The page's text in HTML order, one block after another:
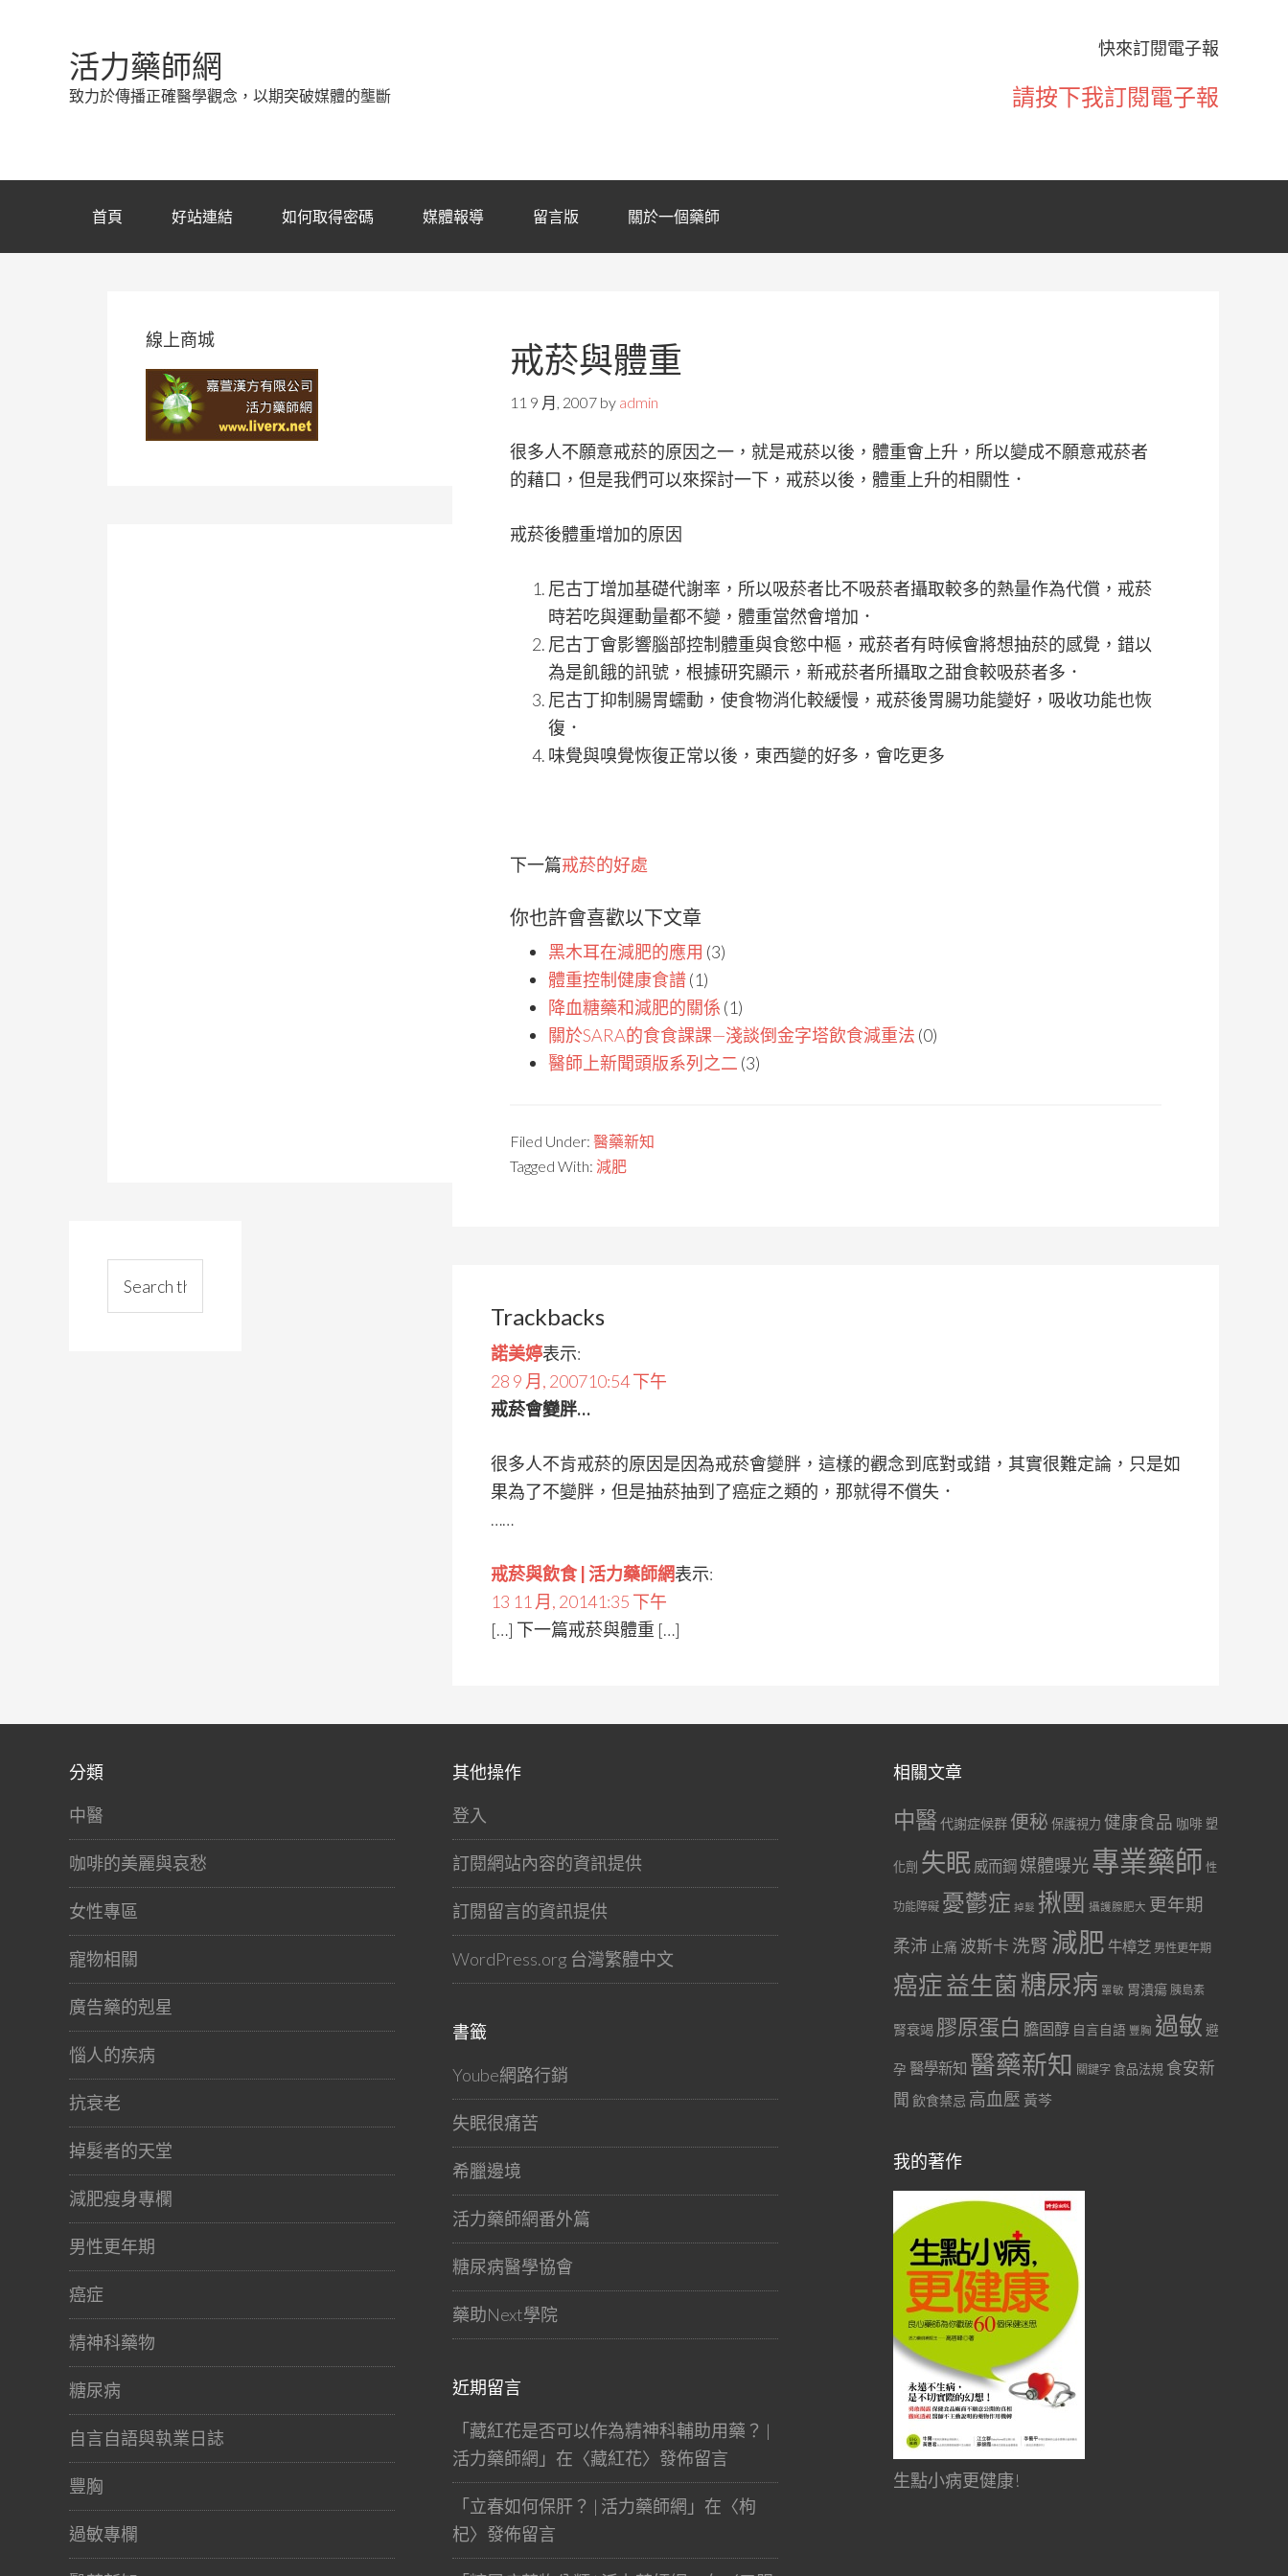
活力藥師網
致力於傳播正確醫學觀念，以期突破媒體的壟斷
快來訂閱電子報
請按下我訂閱電子報
首頁 好站連結 如何取得密碼 媒體報導 留言版 關於一個藥師
戒菸與體重
11 9 月, 2007 by admin
很多人不願意戒菸的原因之一，就是戒菸以後，體重會上升，所以變成不願意戒菸者
的藉口，但是我們可以來探討一下，戒菸以後，體重上升的相關性．
戒菸後體重增加的原因
尼古丁增加基礎代謝率，所以吸菸者比不吸菸者攝取較多的熱量作為代償，戒菸
時若吃與運動量都不變，體重當然會增加．
尼古丁會影響腦部控制體重與食慾中樞，戒菸者有時候會將想抽菸的感覺，錯以
為是飢餓的訊號，根據研究顯示，新戒菸者所攝取之甜食較吸菸者多．
尼古丁抑制腸胃蠕動，使食物消化較緩慢，戒菸後胃腸功能變好，吸收功能也恢
復．
味覺與嗅覺恢復正常以後，東西變的好多，會吃更多
下一篇戒菸的好處
你也許會喜歡以下文章
黑木耳在減肥的應用 (3)
體重控制健康食譜(1)
降血糖藥和減肥的關係 (1)
關於SARA的食食課課—淺談倒金字塔飲食減重法 (0)
醫師上新聞頭版系列之二 (3)
Filed Under: 醫藥新知
Tagged With: 減肥
Trackbacks
諾美婷表示:
28 9 月, 200710:54 下午
戒菸會變胖…
很多人不肯戒菸的原因是因為戒菸會變胖，這樣的觀念到底對或錯，其實很難定論，只是如
果為了不變胖，但是抽菸抽到了癌症之類的，那就得不償失．
……
戒菸與飲食 | 活力藥師網表示:
13 11 月, 20141:35 下午
[…] 下一篇戒菸與體重 […]
線上商城
分類
中醫
咖啡的美麗與哀愁
女性專區
寵物相關
廣告藥的剋星
惱人的疾病
抗衰老
掉髮者的天堂
減肥瘦身專欄
男性更年期
癌症
精神科藥物
糖尿病
自言自語與執業日誌
豐胸
過敏專欄
其他操作
登入
訂閱網站內容的資訊提供
訂閱留言的資訊提供
WordPress.org 台灣繁體中文
書籤
Yoube網路行銷
失眠很痛苦
希臘邊境
活力藥師網番外篇
糖尿病醫學協會
藥助Next學院
近期留言
「藏紅花是否可以作為精神科輔助用藥？ |
活力藥師網 」在〈藏紅花〉發佈留言
「立春如何保肝？ | 活力藥師網 」在〈枸
杞〉發佈留言
相關文章
中醫代謝症候群 便秘 保護視力 健康食品 咖啡 塑
化劑 失眠 威而鋼 媒體曝光專業藥師 性
功能障礙 憂鬱症 掉髮 揪團 攝護腺肥大 更年期
柔沛 止痛 波斯卡 洗腎 減肥 牛樟芝 男性更年期
癌症益生菌 糖尿病 罩敏 胃潰瘍 胰島素
腎衰竭 膠原蛋白 膽固醇 自言自語 豐胸 過敏 避
孕 醫學新知 醫藥新知 關鍵字 食品法規 食安新
聞 飲食禁忌 高血壓 黃芩
我的著作
生點小病更健康!